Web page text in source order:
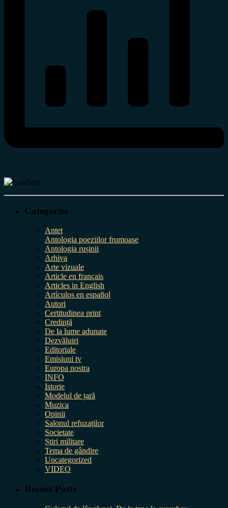
Categories
Antet
Antologia poeziilor frumoase
Antologia rușinii
Arhiva
Arte vizuale
Article en français
Articles in English
Artículos en español
Autori
Certitudinea print
Credință
De la lume adunate
Dezvăluiri
Editoriale
Emisiuni tv
Europa nostra
INFO
Istorie
Modelul de țară
Muzica
Opinii
Salonul refuzaților
Societate
Știri militare
Tema de gândire
Uncategorized
VIDEO
Recent Posts